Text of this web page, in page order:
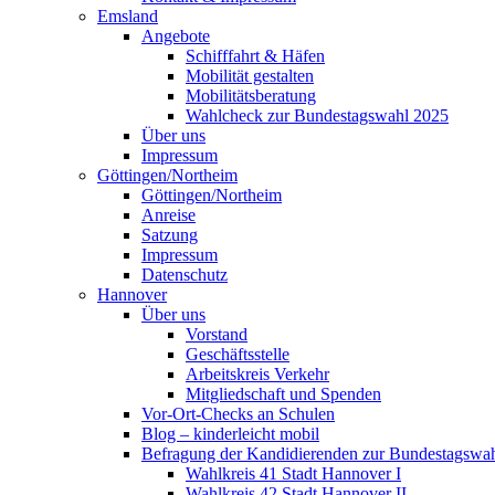
Emsland
Angebote
Schifffahrt & Häfen
Mobilität gestalten
Mobilitätsberatung
Wahlcheck zur Bundestagswahl 2025
Über uns
Impressum
Göttingen/Northeim
Göttingen/Northeim
Anreise
Satzung
Impressum
Datenschutz
Hannover
Über uns
Vorstand
Geschäftsstelle
Arbeitskreis Verkehr
Mitgliedschaft und Spenden
Vor-Ort-Checks an Schulen
Blog – kinderleicht mobil
Befragung der Kandidierenden zur
Wahlkreis 41 Stadt Hannover I